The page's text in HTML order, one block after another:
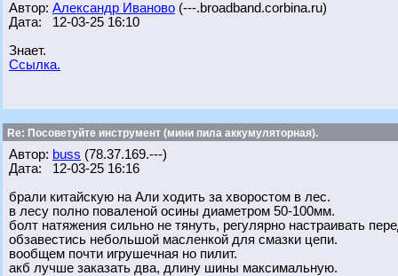
Автор: Александр Иваново (---.broadband.corbina.ru)
Дата: 12-03-25 16:10
Знает.
Ссылка.
Re: Посоветуйте инструмент (мини пила аккумуляторная).
Автор: buss (78.37.169.---)
Дата: 12-03-25 16:16
брали китайскую на Али ходить за хворостом в лес.
в лесу полно поваленой осины диаметром 50-100мм.
болт натяжения сильно не тянуть, регулярно настраивать
обзавестись небольшой масленкой для смазки цепи.
вообщем почти игрушечная но пилит.
акб лучше заказать два, длину шины максимальную.